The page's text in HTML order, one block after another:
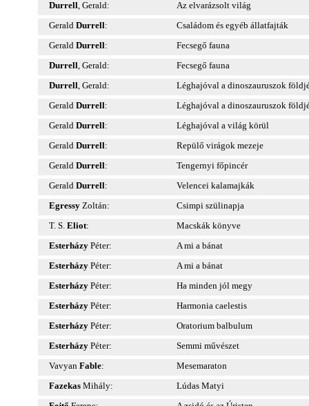
Durrell, Gerald:
Az elvarázsolt világ
Gerald Durrell:
Családom és egyéb állatfajták
Gerald Durrell:
Fecsegő fauna
Durrell, Gerald:
Fecsegő fauna
Durrell, Gerald:
Léghajóval a dinoszauruszok
Gerald Durrell:
Léghajóval a dinoszauruszok
Gerald Durrell:
Léghajóval a világ körül
Gerald Durrell:
Repülő virágok mezeje
Gerald Durrell:
Tengernyi főpincér
Gerald Durrell:
Velencei kalamajkák
Egressy Zoltán:
Csimpi szülinapja
T. S. Eliot:
Macskák könyve
Esterházy Péter:
A mi a bánat
Esterházy Péter:
A mi a bánat
Esterházy Péter:
Ha minden jól megy
Esterházy Péter:
Harmonia caelestis
Esterházy Péter:
Oratorium balbulum
Esterházy Péter:
Semmi művészet
Vavyan Fable:
Mesemaraton
Fazekas Mihály:
Lúdas Matyi